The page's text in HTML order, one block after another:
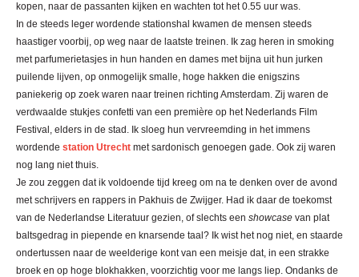
kopen, naar de passanten kijken en wachten tot het 0.55 uur was.
In de steeds leger wordende stationshal kwamen de mensen steeds
haastiger voorbij, op weg naar de laatste treinen. Ik zag heren in smoking
met parfumerietasjes in hun handen en dames met bijna uit hun jurken
puilende lijven, op onmogelijk smalle, hoge hakken die enigszins
paniekerig op zoek waren naar treinen richting Amsterdam. Zij waren de
verdwaalde stukjes confetti van een première op het Nederlands Film
Festival, elders in de stad. Ik sloeg hun vervreemding in het immens
wordende station Utrecht met sardonisch genoegen gade. Ook zij waren
nog lang niet thuis.
Je zou zeggen dat ik voldoende tijd kreeg om na te denken over de avond
met schrijvers en rappers in Pakhuis de Zwijger. Had ik daar de toekomst
van de Nederlandse Literatuur gezien, of slechts een showcase van plat
baltsgedrag in piepende en knarsende taal? Ik wist het nog niet, en staarde
ondertussen naar de weelderige kont van een meisje dat, in een strakke
broek en op hoge blokhakken, voorzichtig voor me langs liep. Ondanks de